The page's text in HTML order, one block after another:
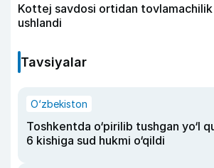
Kottej savdosi ortidan
ushlandi
Tavsiyalar
O‘zbekiston
Toshkentda o‘pirilib tushgan yo‘l
6 kishiga sud hukmi o‘qildi